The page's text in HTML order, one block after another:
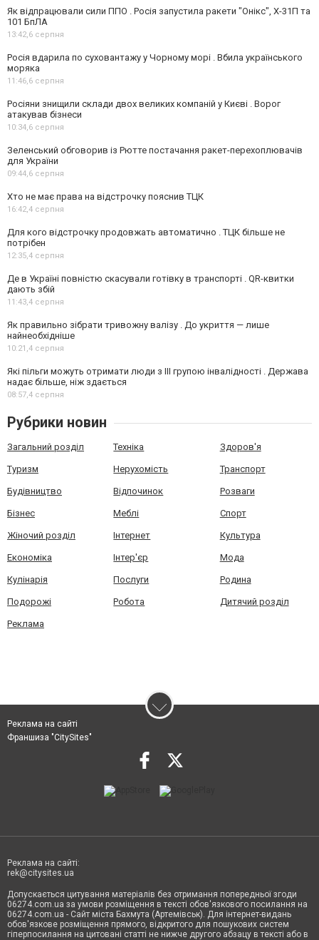
Як відпрацювали сили ППО . Росія запустила ракети "Онікс", Х-31П та
101 БпЛА
13:42,6 серпня
Росія вдарила по суховантажу у Чорному морі . Вбила українського
моряка
11:46,6 серпня
Росіяни знищили склади двох великих компаній у Києві . Ворог
атакував бізнеси
10:34,6 серпня
Зеленський обговорив із Рютте постачання ракет-перехоплювачів
для України
09:44,6 серпня
Хто не має права на відстрочку пояснив ТЦК
16:42,4 серпня
Для кого відстрочку продовжать автоматично . ТЦК більше не
потрібен
12:35,4 серпня
Де в Україні повністю скасували готівку в транспорті . QR-квитки
дають збій
11:43,4 серпня
Як правильно зібрати тривожну валізу . До укриття — лише
найнеобхідніше
10:21,4 серпня
Які пільги можуть отримати люди з III групою інвалідності . Держава
надає більше, ніж здається
08:57,4 серпня
Рубрики новин
Загальний розділ Техніка Здоров'я
Туризм Нерухомість Транспорт
Будівництво Відпочинок Розваги
Бізнес Меблі Спорт
Жіночий розділ Інтернет Культура
Економіка Інтер'єр Мода
Кулінарія Послуги Родина
Подорожі Робота Дитячий розділ
Реклама
Реклама на сайті
Франшиза "CitySites"
Реклама на сайті:
rek@citysites.ua
Допускається цитування матеріалів без отримання попередньої згоди
06274.com.ua за умови розміщення в тексті обов'язкового посилання на
06274.com.ua - Сайт міста Бахмута (Артемівськ). Для інтернет-видань
обов'язкове розміщення прямого, відкритого для пошукових систем
гіперпосилання на цитовані статті не нижче другого абзацу в тексті або в